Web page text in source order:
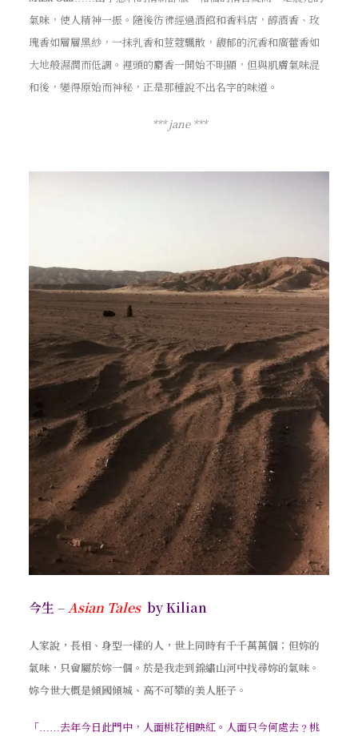
氣味，使人精神一振。隨後彷彿經過酒館和香料店，醇酒香、玫
瑰香如層層黑紗，一抹乳香和荳蔻飄散，馥郁的沉香和廣藿香如
大地般濕潤而低調。裡頭的麝香一開始不明顯，但與肌膚氣味混
和後，變得原始而神秘，正是那種說不出名字的味道。
*** jane ***
今生 –Asian Tales by Kilian
人家說，長相、身型一樣的人，世上同時有千千萬萬個；但妳的
氣味，只會屬於妳一個。於是我走到錦繡山河中找尋妳的氣味。
妳今世大概是傾國傾城、高不可攀的美人胚子。
「……去年今日此門中，人面桃花相映紅。人面只今何處去﹖桃